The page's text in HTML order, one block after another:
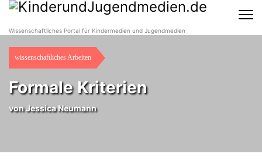
Wissenschaftliches Portal für Kindermedien und Jugendmedien
wissenschaftliches Arbeiten
Formale Kriterien
vonJessica Neumann